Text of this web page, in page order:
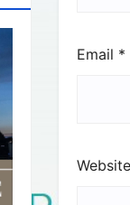
Email *
Website